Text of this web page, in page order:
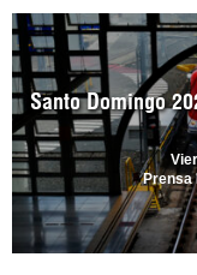
Santo Domingo
Prensa